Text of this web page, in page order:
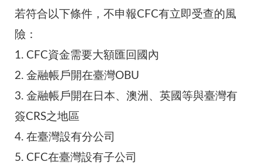
若符合以下條件，不申報CFC有立即受查的風
險：
1. CFC資金需要大額匯回國內
2. 金融帳戶開在臺灣OBU
3. 金融帳戶開在日本、澳洲、英國等與臺灣有
簽CRS之地區
4. 在臺灣設有分公司
5. CFC在臺灣設有子公司